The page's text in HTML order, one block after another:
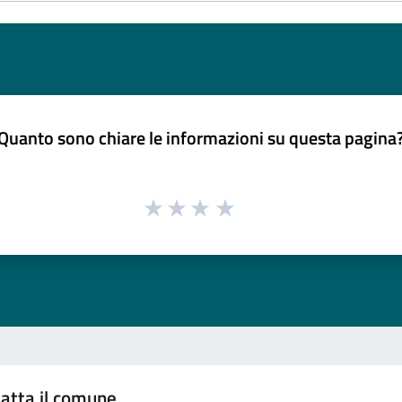
sono chiare le informazioni su questa